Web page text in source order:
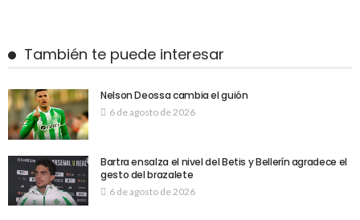
También te puede interesar
Nelson Deossa cambia el guión
6 de agosto de 2026
Bartra ensalza el nivel del Betis y Bellerín agradece el
gesto del brazalete
6 de agosto de 2026